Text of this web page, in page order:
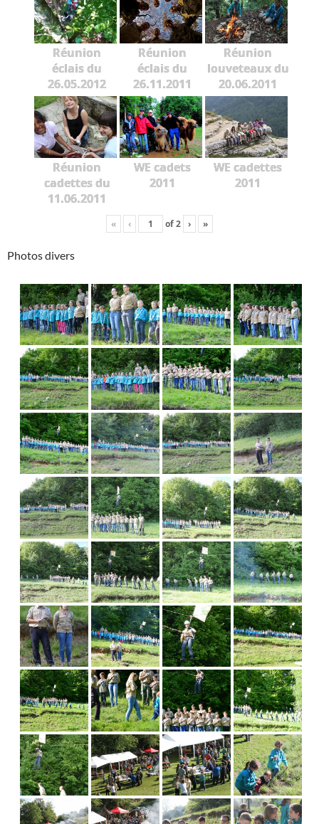
Réunion
éclais du
26.05.2012
Réunion
éclais du
26.11.2011
Réunion
louveteaux du
20.06.2011
Réunion
cadettes du
11.06.2011
WE cadets
2011
WE cadettes
2011
« ‹ of2 › »
Photos divers